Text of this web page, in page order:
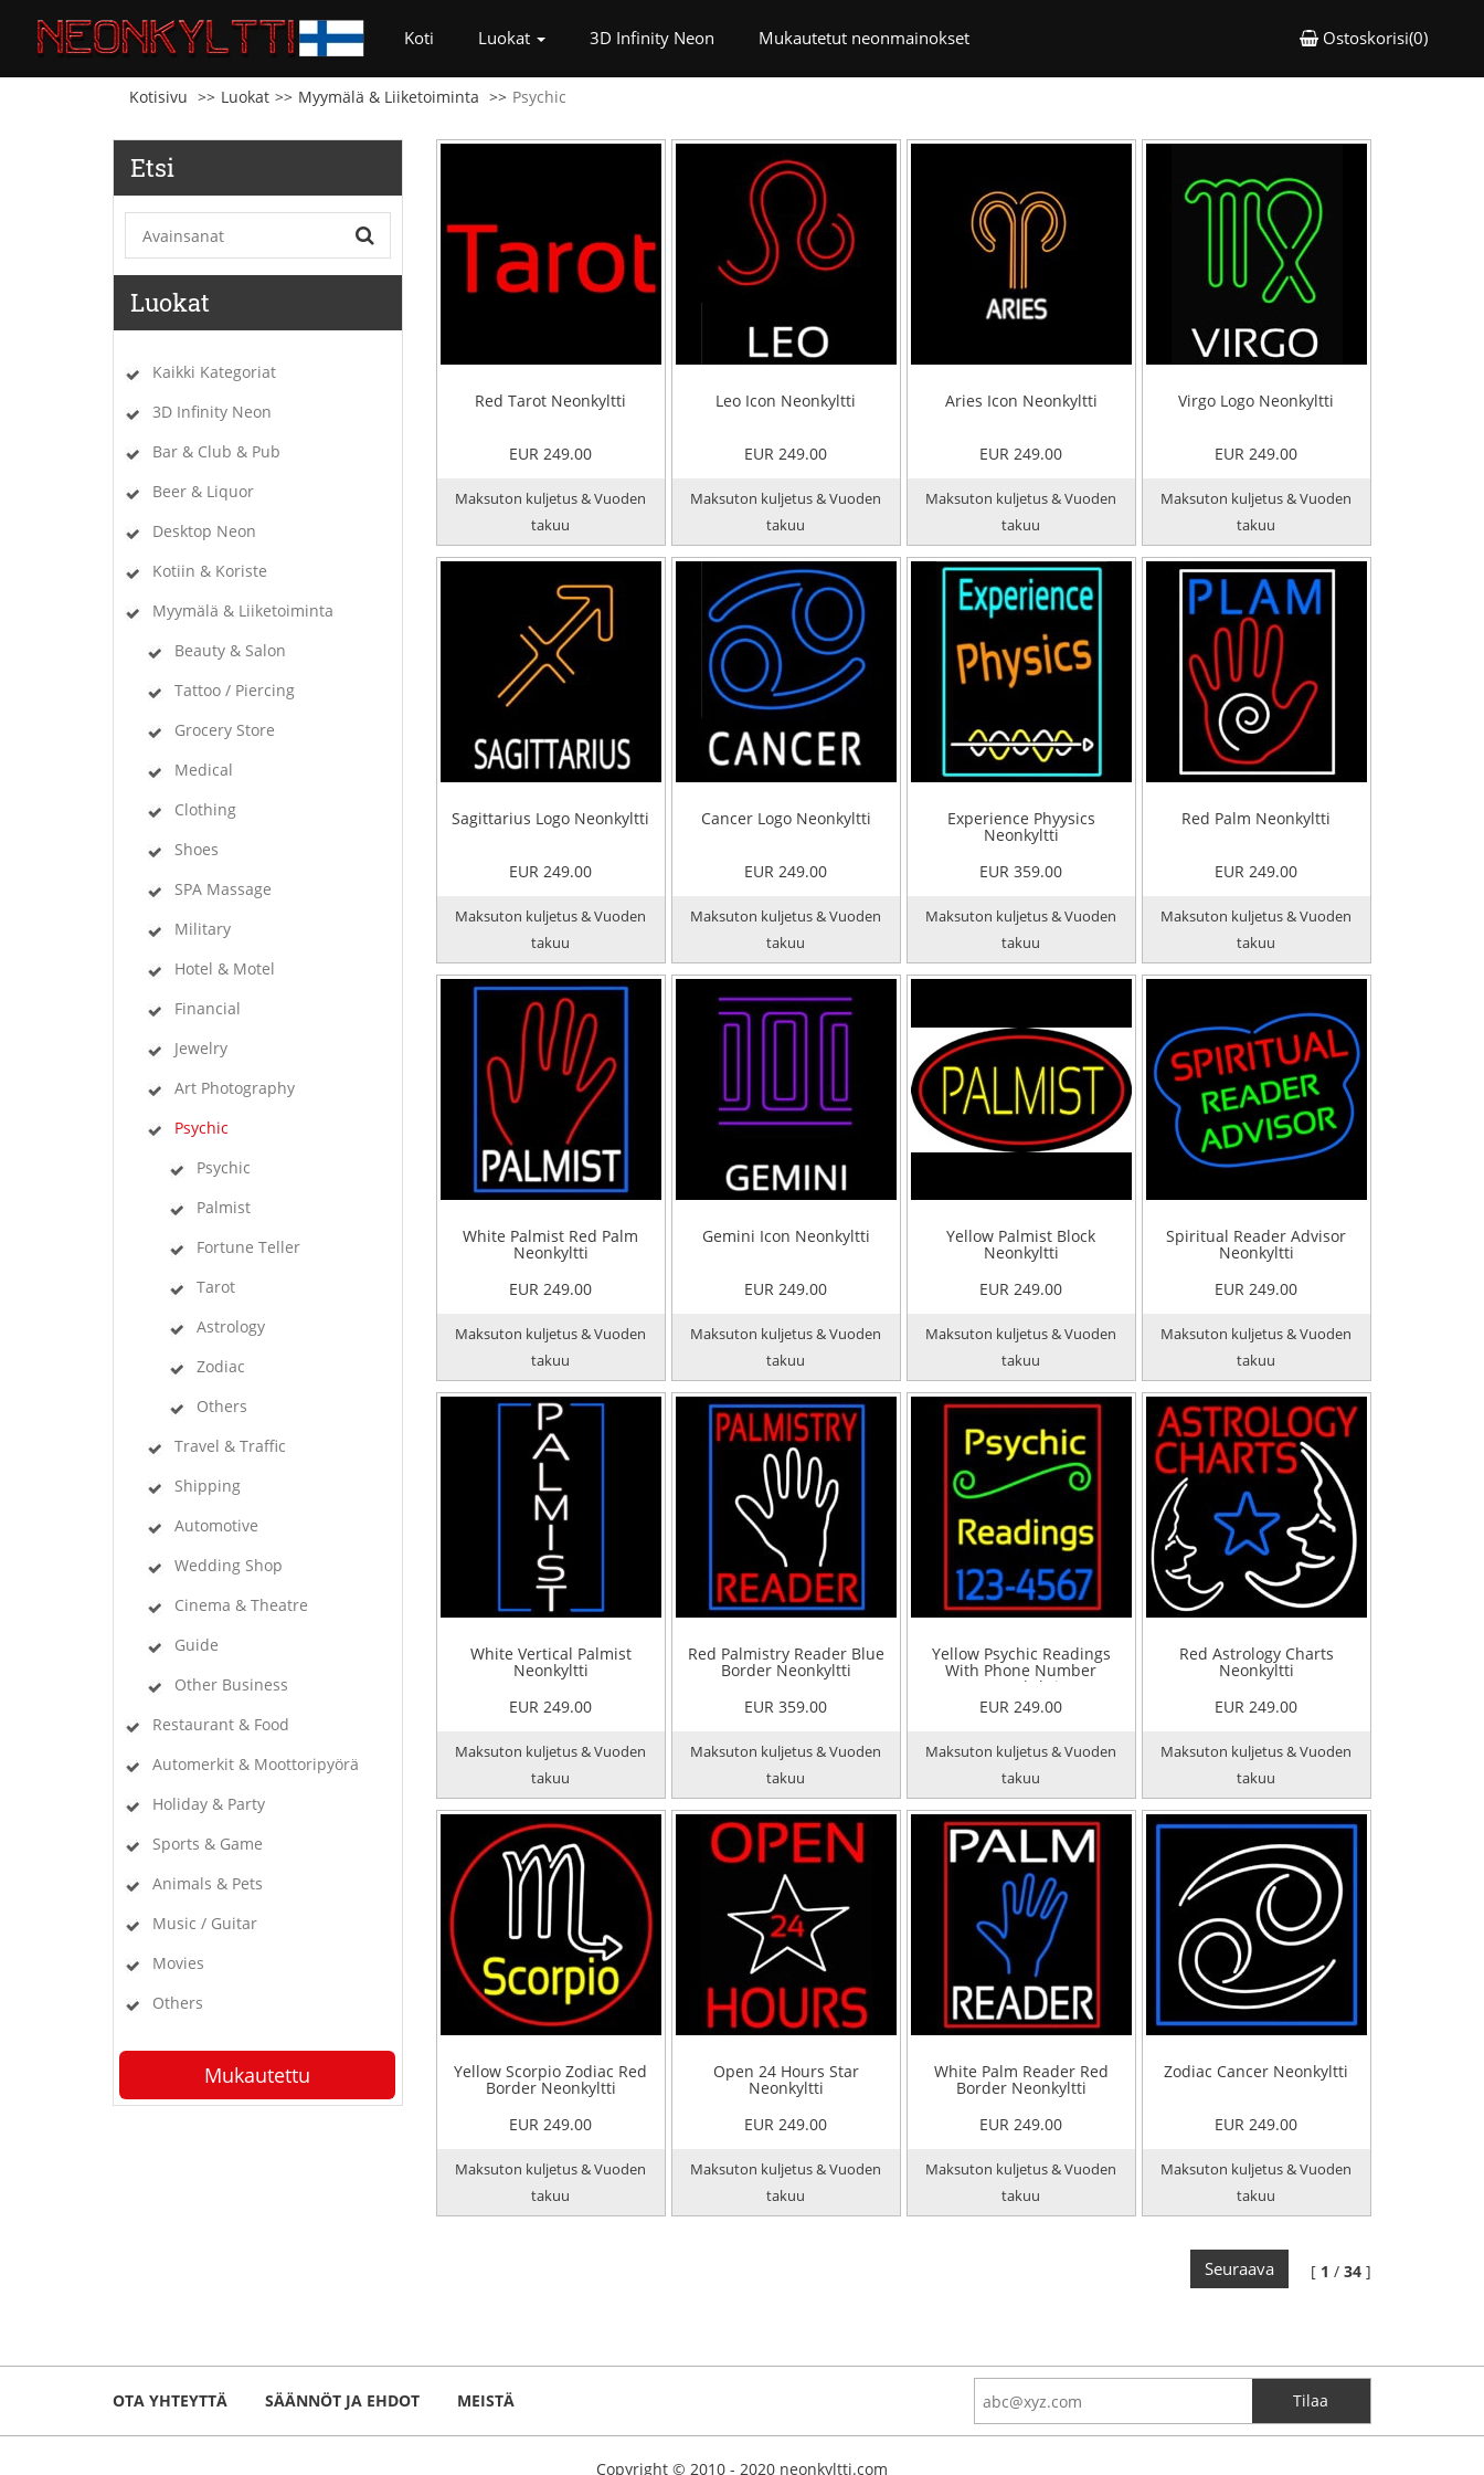
Koti (current)Luokat 3D Infinity Neon Mukautetut neonmainokset Ostoskorisi(0)
Kotisivu Luokat Myymälä & Liiketoiminta Psychic
Etsi
Luokat
Kaikki Kategoriat
3D Infinity Neon
Bar & Club & Pub
Beer & Liquor
Desktop Neon
Kotiin & Koriste
Myymälä & Liiketoiminta
Beauty & Salon
Tattoo / Piercing
Grocery Store
Medical
Clothing
Shoes
SPA Massage
Military
Hotel & Motel
Financial
Jewelry
Art Photography
Psychic
Psychic
Palmist
Fortune Teller
Tarot
Astrology
Zodiac
Others
Travel & Traffic
Shipping
Automotive
Wedding Shop
Cinema & Theatre
Guide
Other Business
Restaurant & Food
Automerkit & Moottoripyörä
Holiday & Party
Sports & Game
Animals & Pets
Music / Guitar
Movies
Others
Mukautettu
Red Tarot Neonkyltti
EUR 249.00
Maksuton kuljetus & Vuoden
takuu
Leo Icon Neonkyltti
EUR 249.00
Maksuton kuljetus & Vuoden
takuu
Aries Icon Neonkyltti
EUR 249.00
Maksuton kuljetus & Vuoden
takuu
Virgo Logo Neonkyltti
EUR 249.00
Maksuton kuljetus & Vuoden
takuu
Sagittarius Logo Neonkyltti
EUR 249.00
Maksuton kuljetus & Vuoden
takuu
Cancer Logo Neonkyltti
EUR 249.00
Maksuton kuljetus & Vuoden
takuu
Experience Phyysics
Neonkyltti
EUR 359.00
Maksuton kuljetus & Vuoden
takuu
Red Palm Neonkyltti
EUR 249.00
Maksuton kuljetus & Vuoden
takuu
White Palmist Red Palm
Neonkyltti
EUR 249.00
Maksuton kuljetus & Vuoden
takuu
Gemini Icon Neonkyltti
EUR 249.00
Maksuton kuljetus & Vuoden
takuu
Yellow Palmist Block
Neonkyltti
EUR 249.00
Maksuton kuljetus & Vuoden
takuu
Spiritual Reader Advisor
Neonkyltti
EUR 249.00
Maksuton kuljetus & Vuoden
takuu
White Vertical Palmist
Neonkyltti
EUR 249.00
Maksuton kuljetus & Vuoden
takuu
Red Palmistry Reader Blue
Border Neonkyltti
EUR 359.00
Maksuton kuljetus & Vuoden
takuu
Yellow Psychic Readings
With Phone Number
Neonkyltti
EUR 249.00
Maksuton kuljetus & Vuoden
takuu
Red Astrology Charts
Neonkyltti
EUR 249.00
Maksuton kuljetus & Vuoden
takuu
Yellow Scorpio Zodiac Red
Border Neonkyltti
EUR 249.00
Maksuton kuljetus & Vuoden
takuu
Open 24 Hours Star
Neonkyltti
EUR 249.00
Maksuton kuljetus & Vuoden
takuu
White Palm Reader Red
Border Neonkyltti
EUR 249.00
Maksuton kuljetus & Vuoden
takuu
Zodiac Cancer Neonkyltti
EUR 249.00
Maksuton kuljetus & Vuoden
takuu
[ 1 / 34 ]
Seuraava
OTA YHTEYTTÄ SÄÄNNÖT JA EHDOT MEISTÄ
Copyright © 2010 - 2020 neonkyltti.com